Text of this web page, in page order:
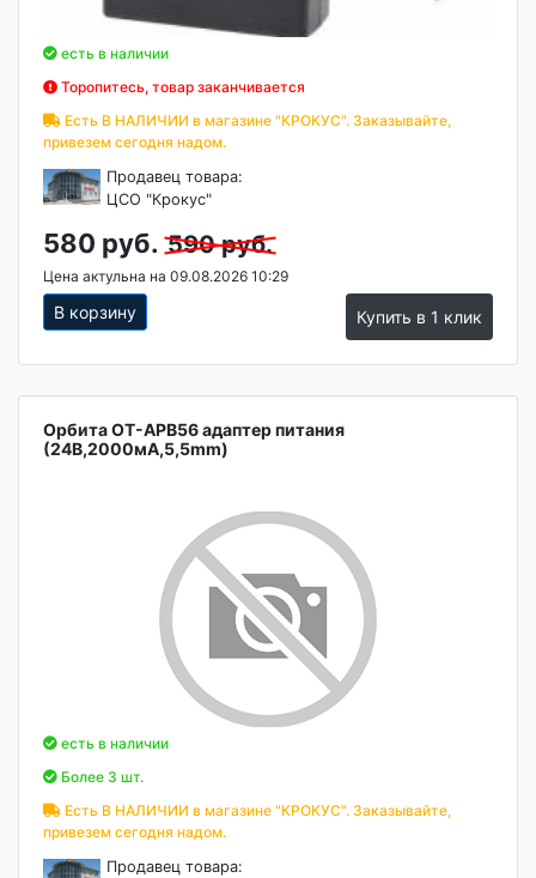
есть в наличии
Торопитесь, товар заканчивается
Есть В НАЛИЧИИ в магазине "КРОКУС". Заказывайте,
привезем сегодня надом.
Продавец товара:
ЦСО "Крокус"
580 руб. 590 руб.
Цена актульна на 09.08.2026 10:29
В корзину Купить в 1 клик
Орбита OT-APB56 адаптер питания
(24В,2000мА,5,5mm)
есть в наличии
Более 3 шт.
Есть В НАЛИЧИИ в магазине "КРОКУС". Заказывайте,
привезем сегодня надом.
Продавец товара: